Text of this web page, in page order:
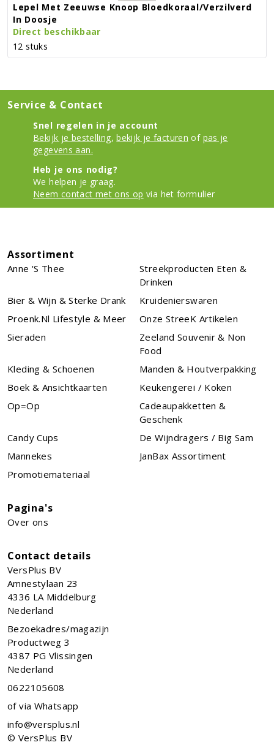
Lepel Met Zeeuwse Knoop Bloedkoraal/verzilverd
In Doosje
Direct beschikbaar
12 stuks
Service & Contact
Snel regelen in je account
Bekijk je bestelling, bekijk je facturen of pas je
gegevens aan.
Heb je ons nodig?
We helpen je graag.
Neem contact met ons op via het formulier
Assortiment
Anne 's Thee
Streekproducten Eten &
Drinken
Bier & Wijn & Sterke Drank
Kruidenierswaren
Proenk.nl Lifestyle & Meer
Onze StreeK Artikelen
Sieraden
Zeeland Souvenir & Non
Food
Kleding & Schoenen
Manden & Houtverpakking
Boek & Ansichtkaarten
Keukengerei / Koken
Op=Op
Cadeaupakketten &
Geschenk
Candy Cups
De Wijndragers / Big Sam
Mannekes
JanBax Assortiment
Promotiemateriaal
Pagina's
Over ons
Contact details
VersPlus BV
Amnestylaan 23
4336 LA Middelburg
Nederland
Bezoekadres/magazijn
Productweg 3
4387 PG Vlissingen
Nederland
0622105608
of via Whatsapp
info@versplus.nl
© VersPlus BV